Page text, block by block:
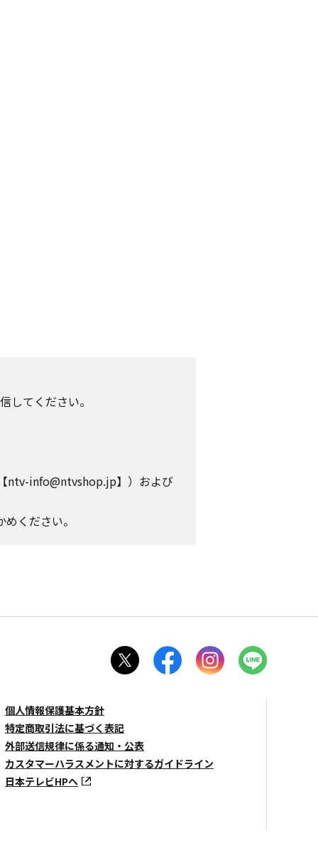
してください。
ntv-info@ntvshop.jp】）および
ください。
個人情報保護基本方針
特定商取引法に基づく表記
外部送信規律に係る通知・公表
カスタマーハラスメントに対するガイドライン
日本テレビHPへ